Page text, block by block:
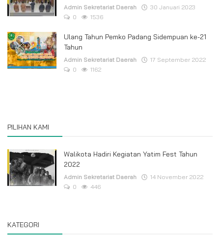
Admin Sekretariat Daerah
30 Januari 2023
0
1536
Ulang Tahun Pemko Padang Sidempuan ke-21
Tahun
Admin Sekretariat Daerah
17 September 2022
0
1162
PILIHAN KAMI
Walikota Hadiri Kegiatan Yatim Fest Tahun
2022
Admin Sekretariat Daerah
14 November 2022
0
446
KATEGORI